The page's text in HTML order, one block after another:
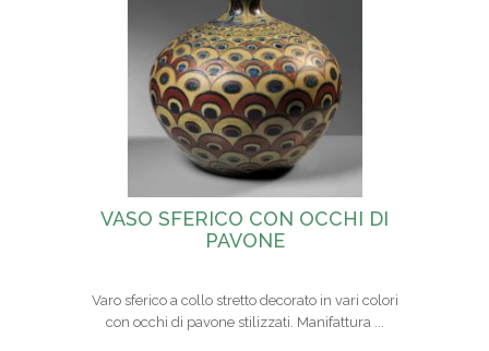
VASO SFERICO CON OCCHI DI
PAVONE
Varo sferico a collo stretto decorato in vari colori
con occhi di pavone stilizzati. Manifattura ...